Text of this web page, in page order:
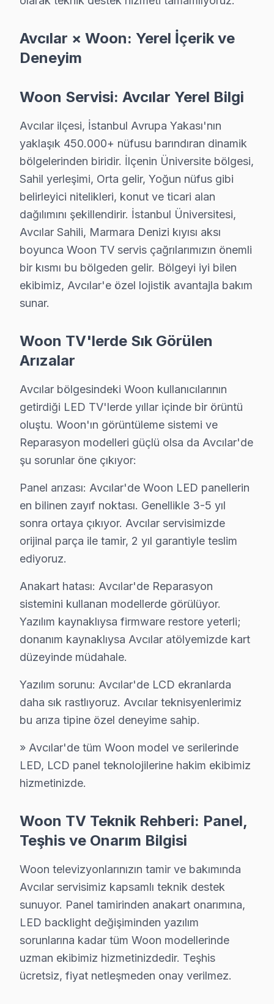
Fiziksel Belirti: Ekranda hiçbir görüntü olmaması veya
Neden: Woon 55X1 serisi, bazı durumlarda ekran
En Çok Etkilenilen Model: Woon 55X1.
Arka Işık Sorunu
Fiziksel Belirti: Ekranın sadece belirli bir bölümünün
Neden: Woon’un LED panel tasarımı, zamanla arka
Fiyat Aralığı: Tamir maliyeti ₺600 - ₺900.
En Çok Etkilenilen Model: Woon 50L2.
3.Yazılım Dondurması
Fiziksel Belirti: Ekranda sabit görüntü kalması veya
Neden: Güncellenmeyen yazılım ve eski işletim
Fiyat Aralığı: Tamir maliyeti ₺400 - ₺700.
En Çok Etkilenilen Model: Woon 43T3.
Fiziksel Belirti: Cihazın açılmaması veya aniden
Neden: Woon televizyon'lerin güç kartı tasarımı,
Fiyat Aralığı: Tamir maliyeti ₺500 - ₺800.
En Çok Etkilenilen Model: Woon 65X3.
5.Panel Çatlama
Fiziksel Belirti: Ekranda çatlaklar ve görüntü
Neden: Cihazın sıklıkla taşınması veya darbelere
Fiyat Aralığı: Tamir maliyeti ₺1200 - ₺1800 (panel
En Çok Etkilenilen Model: Woon 75Z1.
Bu teknik sorunlar, Woon markasının belirli
Woon Tamir Maliyeti Karşılaştırması 2025
Ambarlı mahallesi, genellikle eski bina yapılarıyla
Cihangir'de Woon TV Servisi
Cihangir mahallesi, modern yapıları ve gelişmiş
Denizköşkler'de Woon TV Servisi
Denizköşkler mahallesinde Woon televizyonunuz
Firuzköy'de Woon TV Servisi
Firuzköy mahallesi, genellikle daha yeni inşa edilmiş
Gümüşpala mahallesinde Woon TV kullanıcıları,
Mustafa Kemal Paşa'da Woon TV Servisi
Mustafa Kemal Paşa mahallesi, karmaşık bina
Tahtakale'de Woon TV Servisi
Tahtakale mahallesi, eski yapılarının yanı sıra
Üniversite'de Woon TV Servisi
Üniversite mahallesi, yoğun öğrenci nüfusu ile
Avcılar × Woon: Yerel İçerik ve
Deneyim
Woon Servisi: Avcılar Yerel Bilgi
Avcılar ilçesi, İstanbul Avrupa Yakası'nın
yaklaşık 450.000+ nüfusu barındıran dinamik
bölgelerinden biridir. İlçenin Üniversite bölgesi,
Sahil yerleşimi, Orta gelir, Yoğun nüfus gibi
belirleyici nitelikleri, konut ve ticari alan
dağılımını şekillendirir. İstanbul Üniversitesi,
Avcılar Sahili, Marmara Denizi kıyısı aksı
boyunca Woon TV servis çağrılarımızın önemli
bir kısmı bu bölgeden gelir. Bölgeyi iyi bilen
ekibimiz, Avcılar'e özel lojistik avantajla bakım
sunar.
Woon TV'lerde Sık Görülen
Arızalar
Avcılar bölgesindeki Woon kullanıcılarının
getirdiği LED TV'lerde yıllar içinde bir örüntü
oluştu. Woon'ın görüntüleme sistemi ve
Reparasyon modelleri güçlü olsa da Avcılar'de
şu sorunlar öne çıkıyor:
Panel arızası: Avcılar'de Woon LED panellerin
en bilinen zayıf noktası. Genellikle 3-5 yıl
sonra ortaya çıkıyor. Avcılar servisimizde
orijinal parça ile tamir, 2 yıl garantiyle teslim
ediyoruz.
Anakart hatası: Avcılar'de Reparasyon
sistemini kullanan modellerde görülüyor.
Yazılım kaynaklıysa firmware restore yeterli;
donanım kaynaklıysa Avcılar atölyemizde kart
düzeyinde müdahale.
Yazılım sorunu: Avcılar'de LCD ekranlarda
daha sık rastlıyoruz. Avcılar teknisyenlerimiz
bu arıza tipine özel deneyime sahip.
» Avcılar'de tüm Woon model ve serilerinde
LED, LCD panel teknolojilerine hakim ekibimiz
hizmetinizde.
Woon TV Teknik Rehberi: Panel,
Teşhis ve Onarım Bilgisi
Woon televizyonlarınızın tamir ve bakımında
Avcılar servisimiz kapsamlı teknik destek
sunuyor. Panel tamirinden anakart onarımına,
LED backlight değişiminden yazılım
sorunlarına kadar tüm Woon modellerinde
uzman ekibimiz hizmetinizdedir. Teşhis
ücretsiz, fiyat netleşmeden onay verilmez.